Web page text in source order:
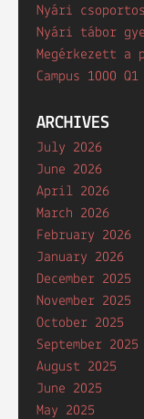
Nyári
Nyári tábor
Megérkezett a
Campus 1000
ARCHIVES
July 2026
June 2026
April 2026
March 2026
February 2026
January 2026
December 2025
November 2025
October 2025
September 2025
August 2025
June 2025
May 2025